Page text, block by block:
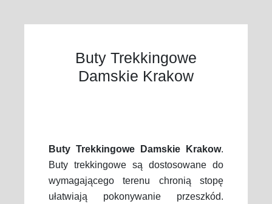
Buty Trekkingowe
Damskie Krakow
Buty Trekkingowe Damskie Krakow.
Buty trekkingowe są dostosowane do
wymagającego terenu chronią stopę
ułatwiają pokonywanie przeszkód.